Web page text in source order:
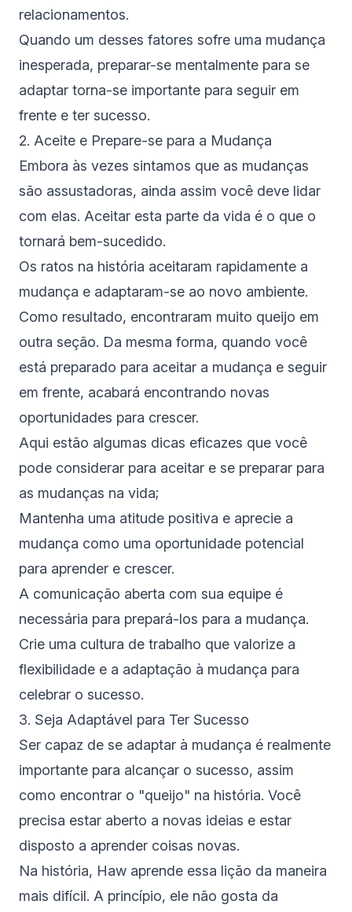
relacionamentos.
Quando um desses fatores sofre uma mudança
inesperada, preparar-se mentalmente para se
adaptar torna-se importante para seguir em
frente e ter sucesso.
2. Aceite e Prepare-se para a Mudança
Embora às vezes sintamos que as mudanças
são assustadoras, ainda assim você deve lidar
com elas. Aceitar esta parte da vida é o que o
tornará bem-sucedido.
Os ratos na história aceitaram rapidamente a
mudança e adaptaram-se ao novo ambiente.
Como resultado, encontraram muito queijo em
outra seção. Da mesma forma, quando você
está preparado para aceitar a mudança e seguir
em frente, acabará encontrando novas
oportunidades para crescer.
Aqui estão algumas dicas eficazes que você
pode considerar para aceitar e se preparar para
as mudanças na vida;
Mantenha uma atitude positiva e aprecie a
mudança como uma oportunidade potencial
para aprender e crescer.
A comunicação aberta com sua equipe é
necessária para prepará-los para a mudança.
Crie uma cultura de trabalho que valorize a
flexibilidade e a adaptação à mudança para
celebrar o sucesso.
3. Seja Adaptável para Ter Sucesso
Ser capaz de se adaptar à mudança é realmente
importante para alcançar o sucesso, assim
como encontrar o "queijo" na história. Você
precisa estar aberto a novas ideias e estar
disposto a aprender coisas novas.
Na história, Haw aprende essa lição da maneira
mais difícil. A princípio, ele não gosta da